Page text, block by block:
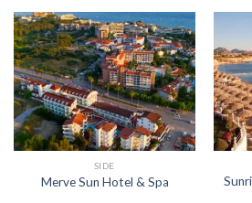
SIDE
Merve Sun Hotel & Spa